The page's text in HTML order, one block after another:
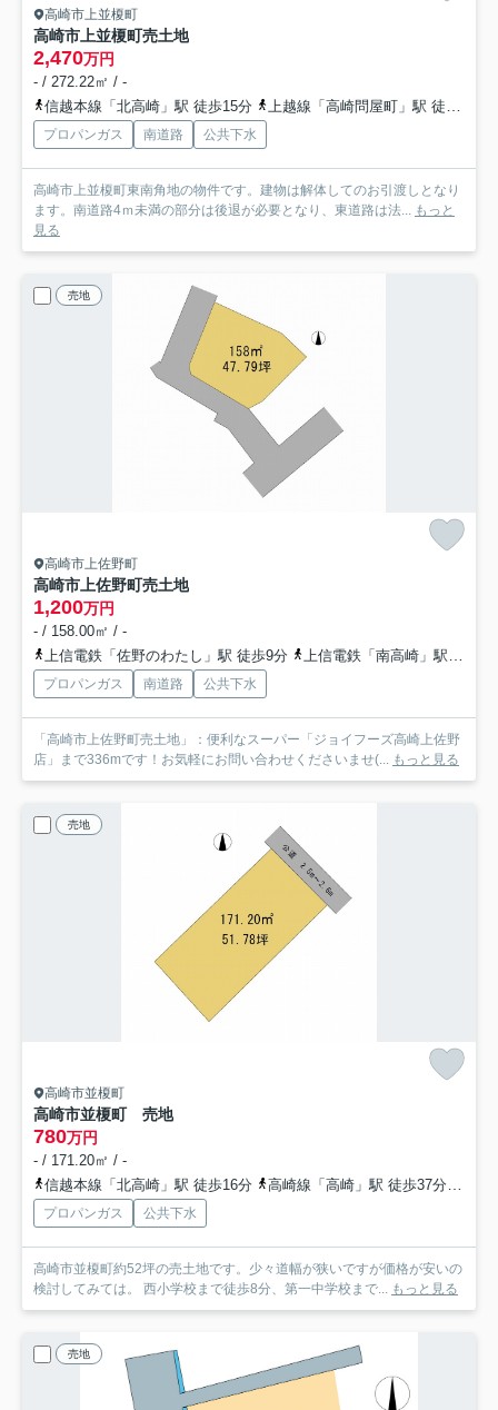
高崎市上並榎町
高崎市上並榎町売土地
2,470万円
- / 272.22㎡ / -
信越本線「北高崎」駅 徒歩15分
上越線「高崎問屋町」駅 徒歩40分
プロパンガス 南道路 公共下水
高崎市上並榎町東南角地の物件です。建物は解体してのお引渡しとなり
ます。南道路4ｍ未満の部分は後退が必要となり、東道路は法... もっと
見る
売地
高崎市上佐野町
高崎市上佐野町売土地
1,200万円
- / 158.00㎡ / -
上信電鉄「佐野のわたし」駅 徒歩9分
上信電鉄「南高崎」駅 徒歩12分
プロパンガス 南道路 公共下水
「高崎市上佐野町売土地」：便利なスーパー「ジョイフーズ高崎上佐野
店」まで336mです！お気軽にお問い合わせくださいませ(... もっと見る
売地
高崎市並榎町
高崎市並榎町 売地
780万円
- / 171.20㎡ / -
信越本線「北高崎」駅 徒歩16分
高崎線「高崎」駅 徒歩37分
プロパンガス 公共下水
高崎市並榎町約52坪の売土地です。少々道幅が狭いですが価格が安いの
検討してみては。 西小学校まで徒歩8分、第一中学校まで... もっと見る
売地